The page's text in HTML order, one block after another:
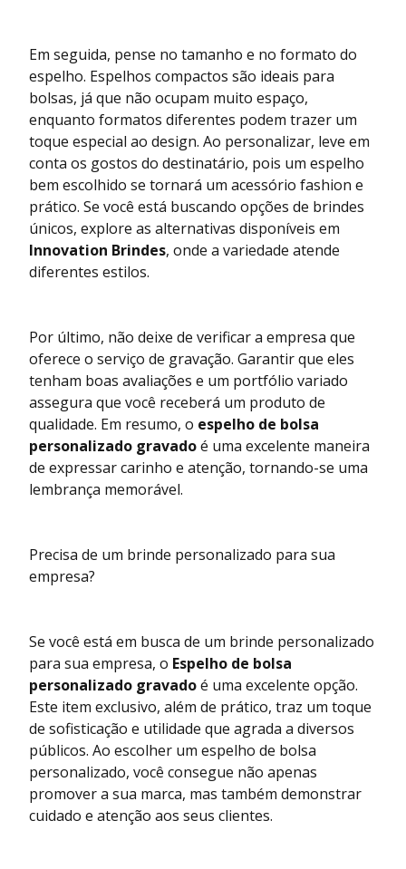
Em seguida, pense no tamanho e no formato do
espelho. Espelhos compactos são ideais para
bolsas, já que não ocupam muito espaço,
enquanto formatos diferentes podem trazer um
toque especial ao design. Ao personalizar, leve em
conta os gostos do destinatário, pois um espelho
bem escolhido se tornará um acessório fashion e
prático. Se você está buscando opções de brindes
únicos, explore as alternativas disponíveis em
Innovation Brindes, onde a variedade atende
diferentes estilos.
Por último, não deixe de verificar a empresa que
oferece o serviço de gravação. Garantir que eles
tenham boas avaliações e um portfólio variado
assegura que você receberá um produto de
qualidade. Em resumo, o espelho de bolsa
personalizado gravadoé uma excelente maneira
de expressar carinho e atenção, tornando-se uma
lembrança memorável.
Precisa de um brinde personalizado para sua
empresa?
Se você está em busca de um brinde personalizado
para sua empresa, o Espelho de bolsa
personalizado gravadoé uma excelente opção.
Este item exclusivo, além de prático, traz um toque
de sofisticação e utilidade que agrada a diversos
públicos. Ao escolher um espelho de bolsa
personalizado, você consegue não apenas
promover a sua marca, mas também demonstrar
cuidado e atenção aos seus clientes.